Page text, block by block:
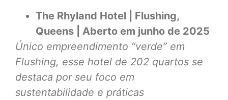
The Rhyland Hotel | Flushing,
Queens | Aberto em junho de 2025
Único empreendimento “verde” em
Flushing, esse hotel de 202 quartos se
destaca por seu foco em
sustentabilidade e práticas